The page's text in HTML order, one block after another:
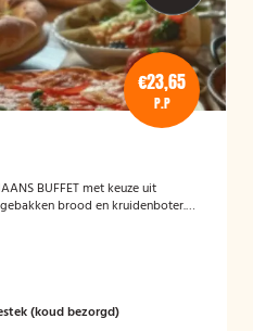
€23,65
P.P
BUFFET met keuze uit
brood en kruidenboter.
(koud bezorgd)